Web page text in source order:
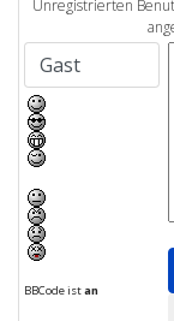
Unregistrierten
BBCode istan